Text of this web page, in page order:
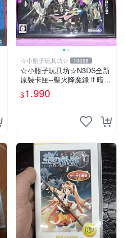
☆小瓶子玩具坊☆ 10088
☆小瓶子玩具坊☆N3DS全新
原裝卡匣--聖火降魔錄 if 暗夜
王國 (日版)
$1,990